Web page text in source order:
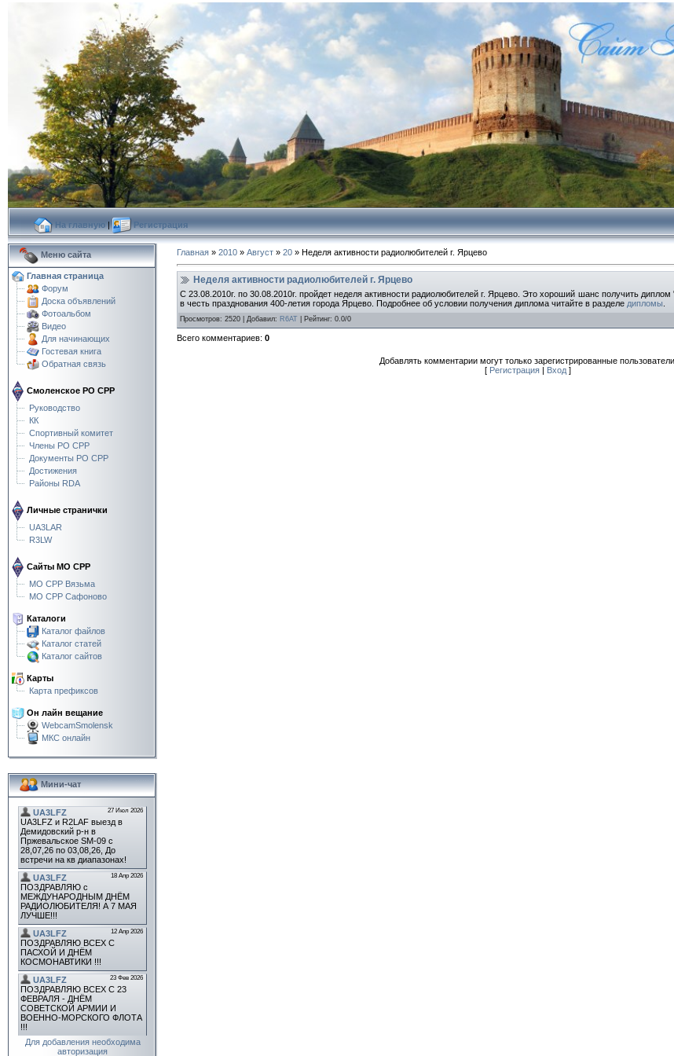
На главную| Регистрация
Меню сайта
Главная страница
Форум
Доска объявлений
Фотоальбом
Видео
Для начинающих
Гостевая книга
Обратная связь
Смоленское РО СРР
Руководство
КК
Спортивный комитет
Члены РО СРР
Документы РО СРР
Достижения
Районы RDA
Личные странички
UA3LAR
R3LW
Сайты МО СРР
МО СРР Вязьма
МО СРР Сафоново
Каталоги
Каталог файлов
Каталог статей
Каталог сайтов
Карты
Карта префиксов
Он лайн вещание
WebcamSmolensk
МКС онлайн
Мини-чат
Для добавления необходима
авторизация
Главная » 2010 » Август » 20 » Неделя активности радиолюбителей г. Ярцево
Неделя активности радиолюбителей г. Ярцево
С 23.08.2010г. по 30.08.2010г. пройдет неделя активности радиолюбителей г. Ярцево. Это хороший шанс получить диплом
в честь празднования 400-летия города Ярцево. Подробнее об условии получения диплома читайте в разделе дипломы
Просмотров: 2520 Добавил: R6AT Рейтинг: 0.0/0
Всего комментариев: 0
Добавлять комментарии могут только зарегистрированные пользователи.
[ Регистрация | Вход ]